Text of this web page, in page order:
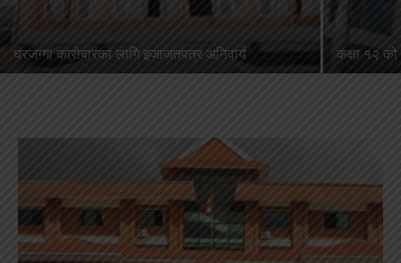
घरजग्गा कारोबारका लागि इजाजतपत्र अनिवार्य कक्षा १२ को